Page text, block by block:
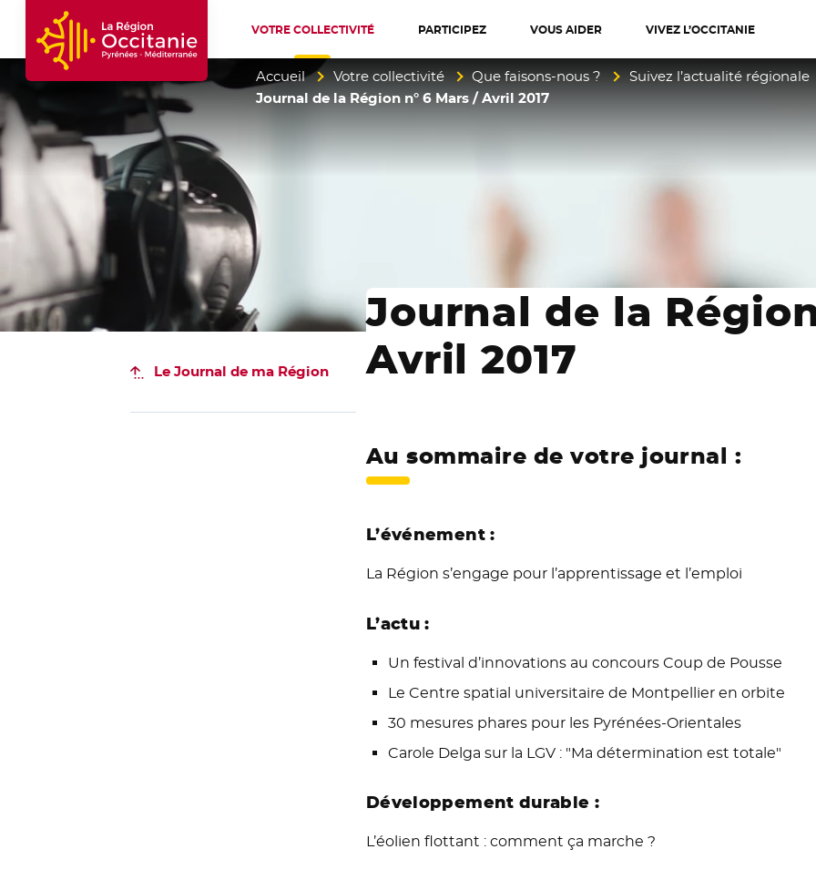
Accueil Région Occitanie / Pyrénées-Méditerranée
VOTRE COLLECTIVITÉ PARTICIPEZ VOUS AIDER VIVEZ L’OCCITANIE
Accueil Votre collectivité Que faisons-nous ? Suivez l’actualité régionale
Journal de la Région n° 6 Mars / Avril 2017
Le Journal de ma Région
Journal de la
Avril 2017
Au sommaire de votre journal :
L’événement :
La Région s’engage pour l’apprentissage et l’emploi
L’actu :
Un festival d’innovations au concours Coup de Pousse
Le Centre spatial universitaire de Montpellier en orbite
30 mesures phares pour les Pyrénées-Orientales
Carole Delga sur la LGV : "Ma détermination est totale"
Développement durable :
L’éolien flottant : comment ça marche ?